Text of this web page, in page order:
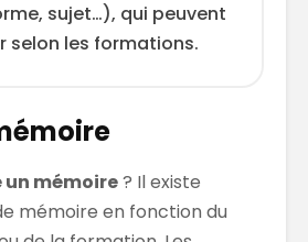
sujet…), qui peuvent
selon les formations.
mémoire? Il existe
mémoire en fonction du